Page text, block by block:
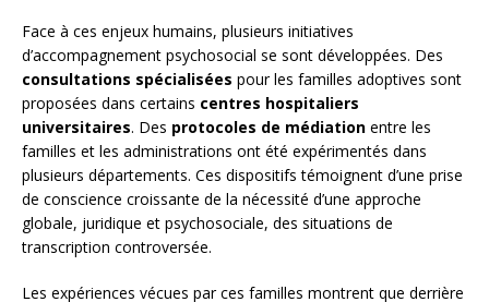
Face à ces enjeux humains, plusieurs initiatives
d’accompagnement psychosocial se sont développées. Des
consultations spécialisées pour les familles adoptives sont
proposées dans certains centres hospitaliers
universitaires. Des protocoles de médiation entre les
familles et les administrations ont été expérimentés dans
plusieurs départements. Ces dispositifs témoignent d’une prise
de conscience croissante de la nécessité d’une approche
globale, juridique et psychosociale, des situations de
transcription controversée.
Les expériences vécues par ces familles montrent que derrière